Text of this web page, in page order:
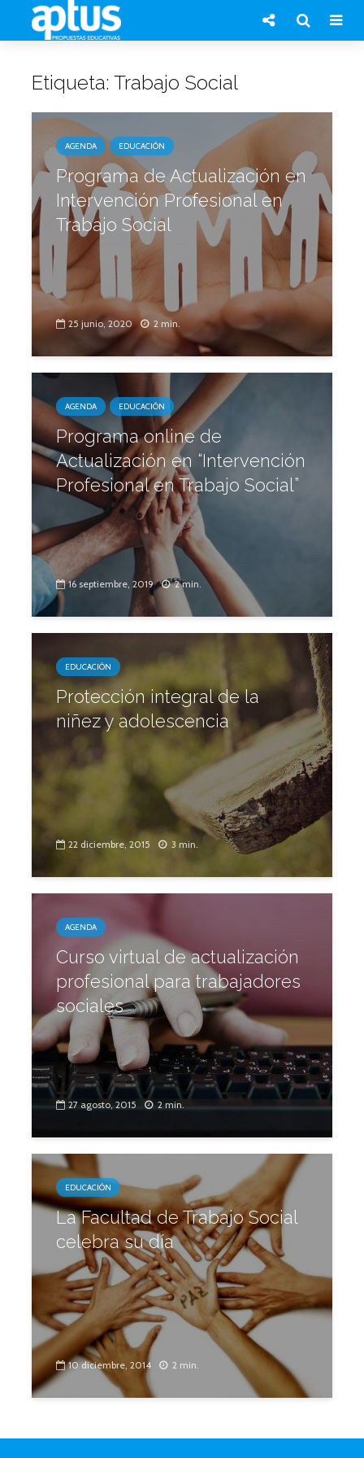
Etiqueta: Trabajo Social
AGENDA EDUCACIÓN
Programa de Actualización en
Intervención Profesional en
Trabajo Social
25 junio, 2020 2 min.
AGENDA EDUCACIÓN
Programa online de
Actualización en “Intervención
Profesional en Trabajo Social”
16 septiembre, 2019 2 min.
EDUCACIÓN
Protección integral de la
niñez y adolescencia
22 diciembre, 2015 3 min.
AGENDA
Curso virtual de actualización
profesional para trabajadores
sociales
27 agosto, 2015 2 min.
EDUCACIÓN
La Facultad de Trabajo Social
celebra su día
10 diciembre, 2014 2 min.